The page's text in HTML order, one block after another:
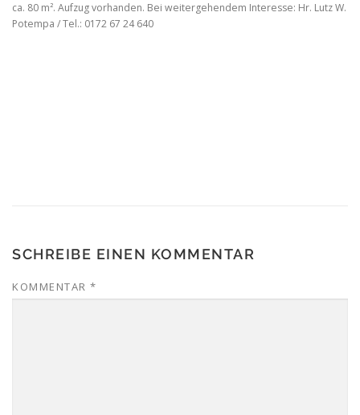
IMPRESSUM
ca. 80 m². Aufzug vorhanden. Bei weitergehendem Interesse: Hr. Lutz W.
Potempa / Tel.: 0172 67 24 640
SCHREIBE EINEN KOMMENTAR
KOMMENTAR *